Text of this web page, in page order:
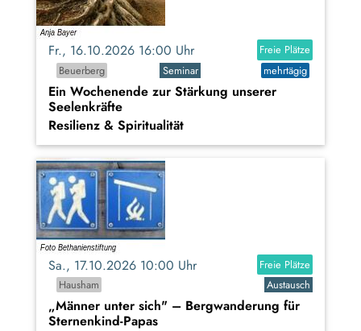
Fr., 16.10.2026 16:00 Uhr
Freie Plätze
Beuerberg
Seminar mehrtägig
Ein Wochenende zur Stärkung unserer
Seelenkräfte
Resilienz & Spiritualität
Sa., 17.10.2026 10:00 Uhr
Freie Plätze
Hausham
Austausch
„Männer unter sich" – Bergwanderung für
Sternenkind-Papas